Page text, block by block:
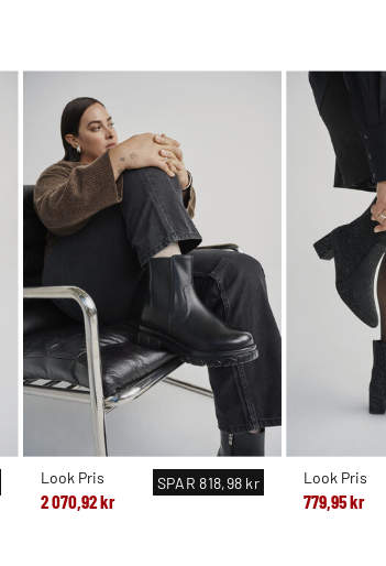
Look Pris
2 070,92 kr
SPAR 818,98 kr Look Pris
779,95 kr